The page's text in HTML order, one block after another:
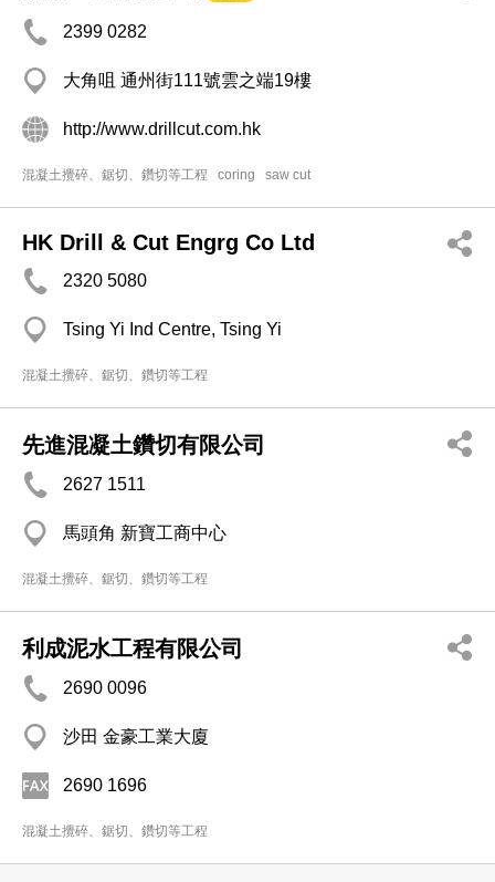
2399 0282
大角咀 通州街111號雲之端19樓
http://www.drillcut.com.hk
混凝土攪碎、鋸切、鑽切等工程 coring saw cut
HK Drill & Cut Engrg Co Ltd
2320 5080
Tsing Yi Ind Centre, Tsing Yi
混凝土攪碎、鋸切、鑽切等工程
先進混凝土鑽切有限公司
2627 1511
馬頭角 新寶工商中心
混凝土攪碎、鋸切、鑽切等工程
利成泥水工程有限公司
2690 0096
沙田 金豪工業大廈
2690 1696
混凝土攪碎、鋸切、鑽切等工程